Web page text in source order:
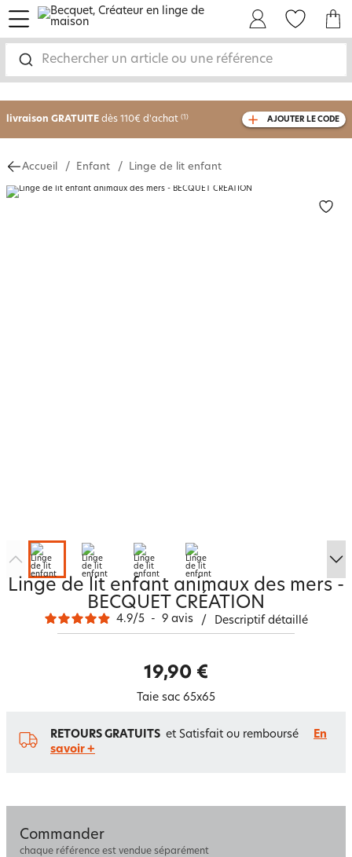
Rechercher un article ou une référence
menu
-30% sur votre commandedès 2 articles
livraison GRATUITE dès 110€ d'achat (1) AJOUTER LE CODE
Accueil Enfant Linge de lit enfant
Linge de lit enfant animaux des mers -
BECQUET CRÉATION
4.9/5 - 9 avis / Descriptif détaillé
19,90 €
Taie sac 65x65
RETOURS GRATUITS et Satisfait ou remboursé
En
savoir +
Commander
chaque référence est vendue séparément